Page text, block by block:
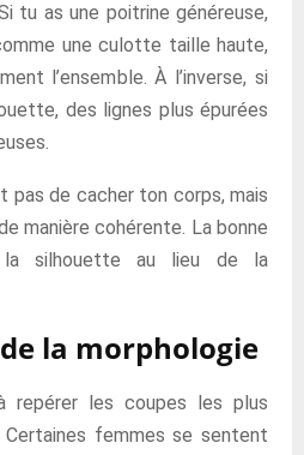
tu as une poitrine généreuse,
une culotte taille haute,
l’ensemble. À l’inverse, si
des lignes plus épurées
pas de cacher ton corps, mais
manière cohérente. La bonne
la silhouette au lieu de la
la morphologie
repérer les coupes les plus
femmes se sentent